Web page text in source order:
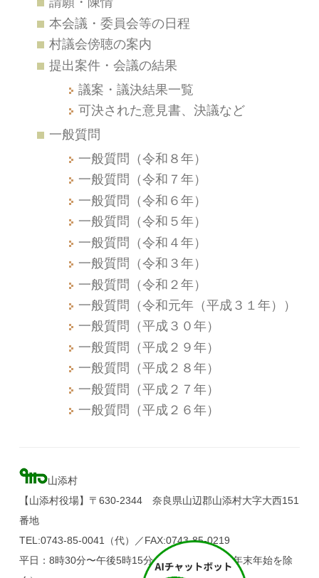
本会議・委員会等の日程
村議会傍聴の案内
提出案件・会議の結果
議案・議決結果一覧
可決された意見書、決議など
一般質問
一般質問（令和８年）
一般質問（令和７年）
一般質問（令和６年）
一般質問（令和５年）
一般質問（令和４年）
一般質問（令和３年）
一般質問（令和２年）
一般質問（令和元年（平成３１年））
一般質問（平成３０年）
一般質問（平成２９年）
一般質問（平成２８年）
一般質問（平成２７年）
一般質問（平成２６年）
山添村
【山添村役場】〒630-2344 奈良県山辺郡山添村大字大西151
番地
TEL:0743-85-0041（代）／FAX:0743-85-0219
平日：8時30分〜午後5時15分（土・日・祝日、年末年始を除